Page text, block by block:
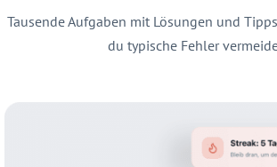
Tausende Aufgaben mit Lösungen und
du typische Fehler